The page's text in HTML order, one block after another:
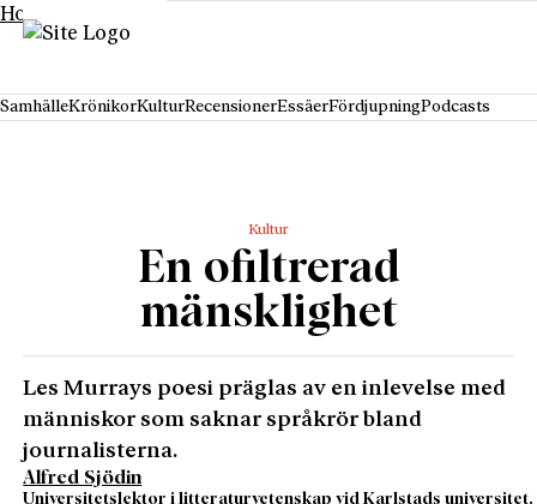
Hoppa till innehåll
SamhälleKrönikorKulturRecensionerEssäerFördjupningPodcasts
Kultur
En ofiltrerad
mänsklighet
Les Murrays poesi präglas av en inlevelse med
människor som saknar språkrör bland
journalisterna.
Alfred Sjödin
Universitetslektor i litteraturvetenskap vid Karlstads universitet.